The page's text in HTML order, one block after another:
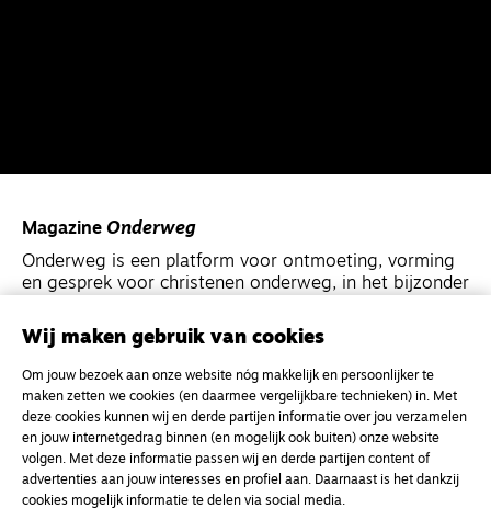
Magazine Onderweg
Onderweg is een platform voor ontmoeting, vorming
en gesprek voor christenen onderweg, in het bijzonder
Kvk-nummer 33277063
NL46 INGB 0117 5827 86
info@onderwegonline.nl
Wij maken gebruik van cookies
Om jouw bezoek aan onze website nóg makkelijk en persoonlijker te
maken zetten we cookies (en daarmee vergelijkbare technieken) in. Met
deze cookies kunnen wij en derde partijen informatie over jou verzamelen
en jouw internetgedrag binnen (en mogelijk ook buiten) onze website
volgen. Met deze informatie passen wij en derde partijen content of
advertenties aan jouw interesses en profiel aan. Daarnaast is het dankzij
cookies mogelijk informatie te delen via social media.